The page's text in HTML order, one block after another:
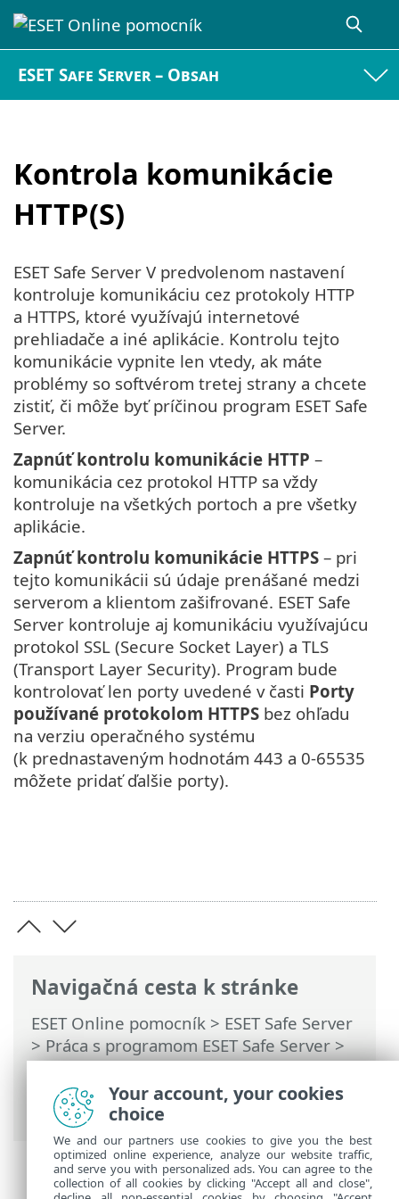
ESET Safe Server – Obsah
Kontrola komunikácie
HTTP(S)
Navigačná cesta k stránke
ESET Online pomocník > ESET Safe Server
> Práca s programom ESET Safe Server>
Rozšírené nastavenia>Ochrana>
Ochrana prístupu na web > Kontrola
komunikácie HTTP(S)
ESET Safe Server V predvolenom nastavení
kontroluje komunikáciu cez protokoly HTTP
a HTTPS, ktoré využívajú internetové
prehliadače a iné aplikácie. Kontrolu tejto
komunikácie vypnite len vtedy, ak máte
problémy so softvérom tretej strany a chcete
zistiť, či môže byť príčinou program ESET Safe
Server.
Zapnúť kontrolu komunikácie HTTP –
komunikácia cez protokol HTTP sa vždy
kontroluje na všetkých portoch a pre všetky
aplikácie.
Zapnúť kontrolu komunikácie HTTPS – pri
tejto komunikácii sú údaje prenášané medzi
serverom a klientom zašifrované. ESET Safe
Server kontroluje aj komunikáciu využívajúcu
protokol SSL (Secure Socket Layer) a TLS
(Transport Layer Security). Program bude
kontrolovať len porty uvedené v časti Porty
používané protokolom HTTPS bez ohľadu
na verziu operačného systému
(k prednastaveným hodnotám 443 a 0-65535
môžete pridať ďalšie porty).
Your account, your cookies
choice
We and our partners use cookies to give you the best
optimized online experience, analyze our website traffic,
and serve you with personalized ads. You can agree to the
collection of all cookies by clicking "Accept all and close",